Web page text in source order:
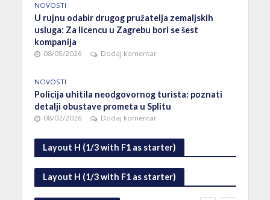
NOVOSTI
U rujnu odabir drugog pružatelja zemaljskih
usluga: Za licencu u Zagrebu bori se šest
kompanija
08/05/2026 Dodaj komentar
NOVOSTI
Policija uhitila neodgovornog turista: poznati
detalji obustave prometa u Splitu
08/02/2026 Dodaj komentar
Layout H (1/3 with F1 as starter)
Layout H (1/3 with F1 as starter)